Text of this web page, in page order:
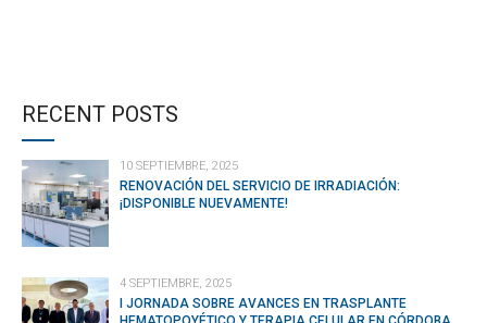
RECENT POSTS
10 SEPTIEMBRE, 2025
RENOVACIÓN DEL SERVICIO DE IRRADIACIÓN:
¡DISPONIBLE NUEVAMENTE!
4 SEPTIEMBRE, 2025
I JORNADA SOBRE AVANCES EN TRASPLANTE